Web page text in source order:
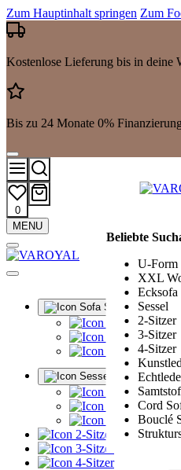
Zum Hauptinhalt springen Zum
Kostenlose Lieferung bis in deine
Bis zu 24 Monate 0%
0
Beliebte
U-Form
XXL
Ecksofa
Sessel
2-Sitzer
3-Sitzer
4-Sitzer
Cord
Bouclé
MENU
Sofa Sets
Alle Sofa Sets
Ledergarnituren
Sessel
Alle Sessel
Ledersessel
Polstersessel
2-Sitzer
3-Sitzer
4-Sitzer